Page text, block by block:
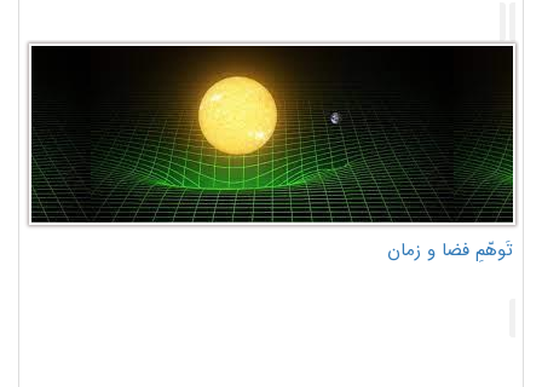
تَوهّمِ فضا و زمان